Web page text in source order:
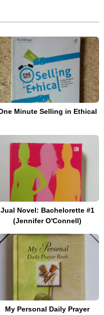
Minute Selling in Ethical
Jual Novel: Bachelorette #1
(Jennifer O'Connell)
My Personal Daily Prayer